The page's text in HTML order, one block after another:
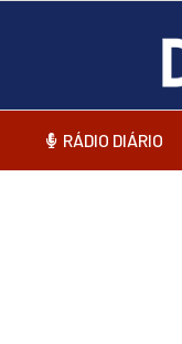
RÁDIO DIÁRIO